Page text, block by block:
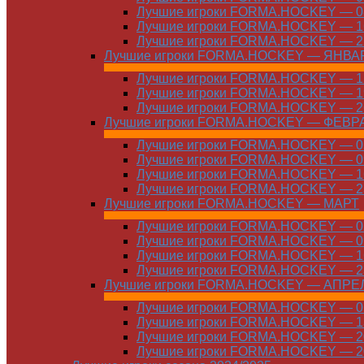
Лучшие игроки FORMA.HOCKEY —
Лучшие игроки FORMA.HOCKEY —
Лучшие игроки FORMA.HOCKEY —
Лучшие игроки FORMA.HOCKEY —
Лучшие игроки FORMA.HOCKEY —
Лучшие игроки FORMA.HOCKEY —
Лучшие игроки FORMA.HOCKEY —
Лучшие игроки FORMA.HOCKEY —
Лучшие игроки FORMA.HOCKEY —
Лучшие игроки FORMA.HOCKEY —
Лучшие игроки FORMA.HOCKEY —
Лучшие игроки FORMA.HOCKEY —
Лучшие игроки FORMA.HOCKEY — МАРТ
Лучшие игроки FORMA.HOCKEY —
Лучшие игроки FORMA.HOCKEY —
Лучшие игроки FORMA.HOCKEY —
Лучшие игроки FORMA.HOCKEY —
Лучшие игроки FORMA.HOCKEY —
Лучшие игроки FORMA.HOCKEY —
Лучшие игроки FORMA.HOCKEY —
Лучшие игроки FORMA.HOCKEY —
Лучшие игроки FORMA.HOCKEY —